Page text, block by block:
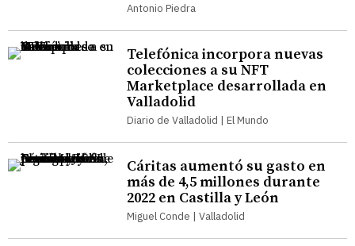
Antonio Piedra
Telefónica incorpora nuevas
colecciones a su NFT
Marketplace desarrollada en
Valladolid
Diario de Valladolid | El Mundo
Cáritas aumentó su gasto en
más de 4,5 millones durante
2022 en Castilla y León
Miguel Conde | Valladolid